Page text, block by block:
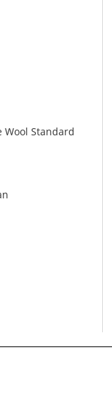
Wool Standard